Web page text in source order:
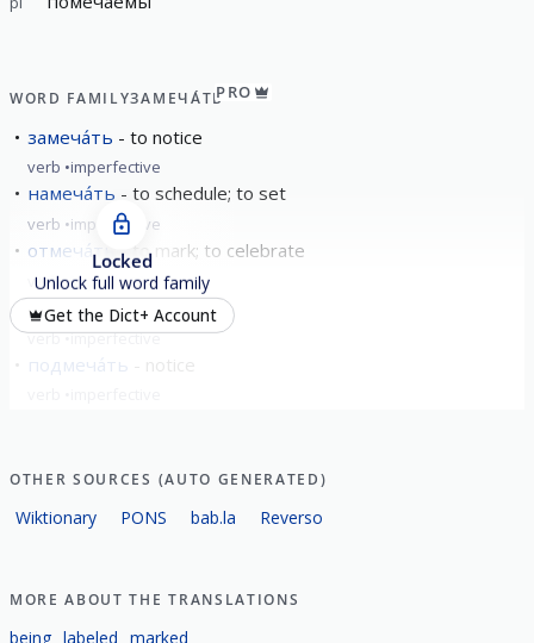
WORD FAMILYЗАМЕЧА́ТЬPRO
замеча́ть to notice
verb imperfective
намеча́ть to schedule; to set
verb imperfective
отмеча́ть to mark; to celebrate
verb imperfective
помеча́ть mark
verb imperfective
подмеча́ть
Locked
Unlock full word family
Get the Dict+ Account
OTHER SOURCES (AUTO GENERATED)
Wiktionary PONS bab.la Reverso
MORE ABOUT THE TRANSLATIONS
being labeled marked